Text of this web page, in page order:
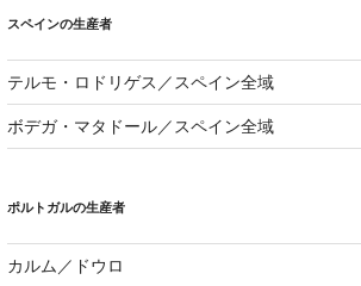
スペインの生産者
テルモ・ロドリゲス／スペイン全域
ボデガ・マタドール／スペイン全域
ポルトガルの生産者
カルム／ドウロ